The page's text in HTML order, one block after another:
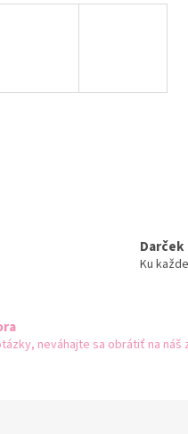
Ku
neváhajte sa obrátiť na náš